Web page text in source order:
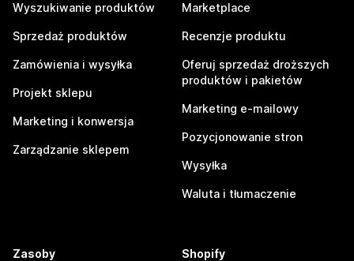
Wyszukiwanie produktów
Sprzedaż produktów
Zamówienia i wysyłka
Projekt sklepu
Marketing i konwersja
Zarządzanie sklepem
Marketplace
Recenzje produktu
Oferuj sprzedaż droższych
produktów i pakietów
Marketing e-mailowy
Pozycjonowanie stron
Wysyłka
Waluta i tłumaczenie
Zasoby Shopify